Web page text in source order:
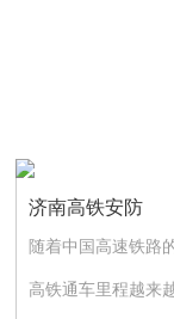
济南高铁安防
随着中国高速铁路
高铁通车里程越来